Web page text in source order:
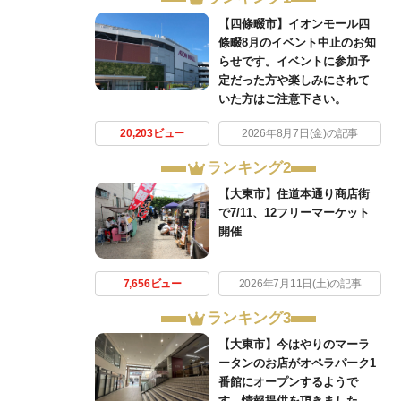
【四條畷市】イオンモール四
條畷8月のイベント中止のお知
らせです。イベントに参加予
定だった方や楽しみにされて
いた方はご注意下さい。
20,203ビュー 2026年8月7日(金)の記事
ランキング2
【大東市】住道本通り商店街
で7/11、12フリーマーケット
開催
7,656ビュー 2026年7月11日(土)の記事
ランキング3
【大東市】今はやりのマーラ
ータンのお店がオペラパーク1
番館にオープンするようで